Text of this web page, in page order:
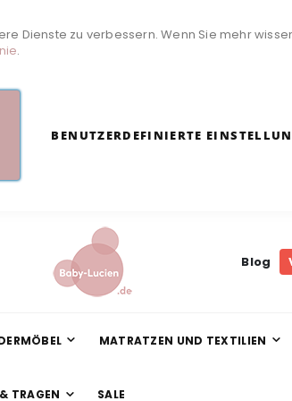
Dienste zu verbessern. Wenn Sie mehr
.
BENUTZERDEFINIERTE
Blog
MATRATZEN UND TEXTILIEN
TRAGEN SALE